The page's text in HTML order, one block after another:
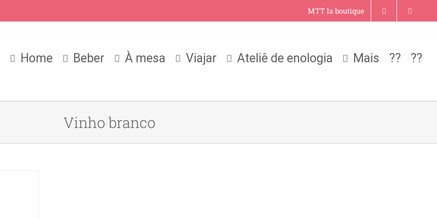
MTT la boutique
Home Beber À mesa Viajar Ateliê de enologia Mais ?? ??
Vinho branco